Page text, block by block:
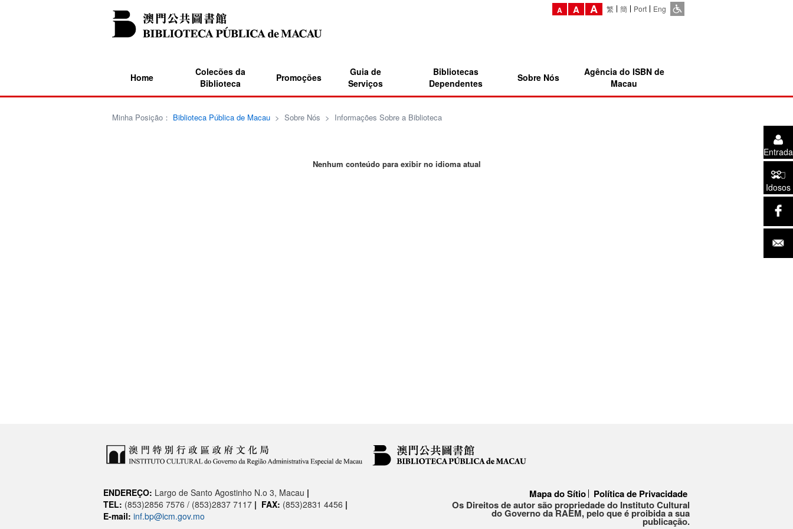
A A A 繁 簡 Port Eng
Home
Colecões da
Biblioteca
Promoções
Guia de
Serviços
Bibliotecas
Dependentes
Sobre Nós
Agência do ISBN de
Macau
Entrada
Idosos
Minha Posição： Biblioteca Pública de Macau> Sobre Nós > Informações Sobre a Biblioteca
Nenhum conteúdo para exibir no idioma atual
ENDEREÇO: Largo de Santo Agostinho N.o 3, Macau |
TEL: (853)2856 7576 / (853)2837 7117 | FAX: (853)2831 4456 |
E-mail: inf.bp@icm.gov.mo
Mapa do Sítio
Política de Privacidade
Os Direitos de autor são propriedade do Instituto Cultural
do Governo da RAEM, pelo que é proibida a sua
publicação.